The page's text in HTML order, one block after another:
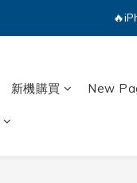
新機購買 New